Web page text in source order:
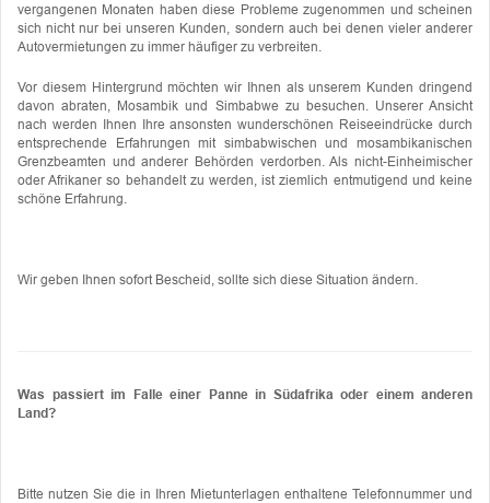
vergangenen Monaten haben diese Probleme zugenommen und scheinen
sich nicht nur bei unseren Kunden, sondern auch bei denen vieler anderer
Autovermietungen zu immer häufiger zu verbreiten.
Vor diesem Hintergrund möchten wir Ihnen als unserem Kunden dringend
davon abraten, Mosambik und Simbabwe zu besuchen. Unserer Ansicht
nach werden Ihnen Ihre ansonsten wunderschönen Reiseeindrücke durch
entsprechende Erfahrungen mit simbabwischen und mosambikanischen
Grenzbeamten und anderer Behörden verdorben. Als nicht-Einheimischer
oder Afrikaner so behandelt zu werden, ist ziemlich entmutigend und keine
schöne Erfahrung.
Wir geben Ihnen sofort Bescheid, sollte sich diese Situation ändern.
Was passiert im Falle einer Panne in Südafrika oder einem anderen
Land?
Bitte nutzen Sie die in Ihren Mietunterlagen enthaltene Telefonnummer und